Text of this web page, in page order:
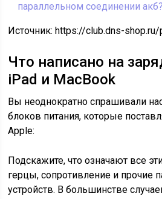
параллельном соединении акб?
Источник:https://club.dns-
Что написано на
iPad и MacBook
Вы неоднократно спрашивали
блоков питания, которые
Apple:
Подскажите, что означают все
герцы, сопротивление и прочие
устройств. В большинстве